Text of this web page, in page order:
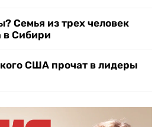
Семья из трех человек
в Сибири
США прочат в лидеры